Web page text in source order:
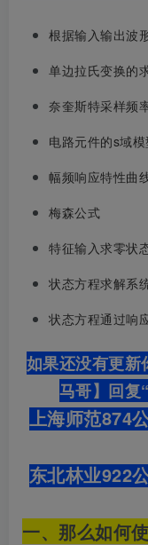
根据输入输出波
单边拉氏变换的
奈奎斯特采样频
电路元件的s域模
幅频响应特性曲
梅森公式
特征输入求零状
状态方程求解系
状态方程通过响
如果还没有更新
马哥】回复
上海师范874
东北林业922
一、那么如何